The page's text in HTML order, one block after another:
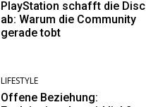
PlayStation schafft die Disc
ab: Warum die Community
gerade tobt
LIFESTYLE
Offene Beziehung: